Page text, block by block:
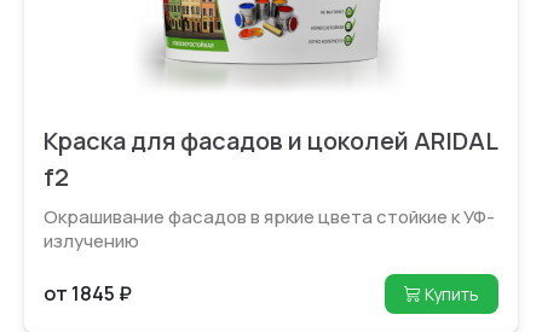
Краска для фасадов и цоколей ARIDAL
f2
Окрашивание фасадов в яркие цвета стойкие к УФ-
излучению
от 1845 ₽ Купить